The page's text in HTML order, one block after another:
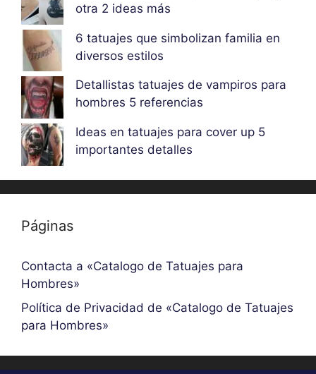
otra 2 ideas más
6 tatuajes que simbolizan familia en
diversos estilos
Detallistas tatuajes de vampiros para
hombres 5 referencias
Ideas en tatuajes para cover up 5
importantes detalles
Páginas
Contacta a «Catalogo de Tatuajes para
Hombres»
Política de Privacidad de «Catalogo de Tatuajes
para Hombres»